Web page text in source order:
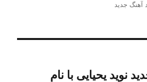
آهنگ جدید
نوید یحیایی با نام